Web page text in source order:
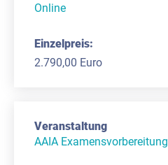
Online
2.790,00 Euro
AAIA Examensvorbereitung